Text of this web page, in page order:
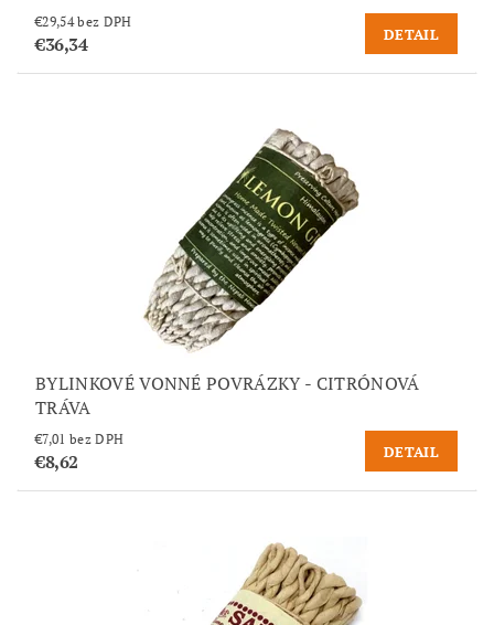
€29,54 bez DPH
€36,34 DETAIL
BYLINKOVÉ VONNÉ POVRÁZKY - CITRÓNOVÁ
TRÁVA
€7,01 bez DPH
€8,62 DETAIL